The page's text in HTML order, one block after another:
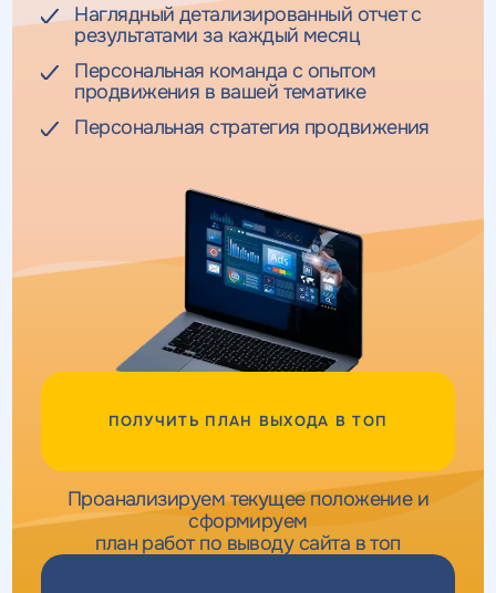
Наглядный детализированный отчет с
результатами за каждый месяц
Персональная команда с опытом
продвижения в вашей тематике
Персональная стратегия продвижения
ПОЛУЧИТЬ ПЛАН ВЫХОДА В ТОП
Проанализируем текущее положение и
сформируем
план работ по выводу сайта в топ